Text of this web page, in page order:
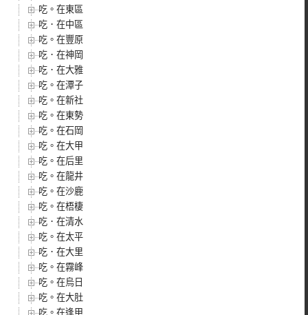
吃。在東區
吃．在中區
吃。在豐原
吃．在神岡
吃．在大雅
吃。在潭子
吃。在新社
吃。在東勢
吃。在石岡
吃。在大甲
吃。在后里
吃。在龍井
吃。在沙鹿
吃。在梧棲
吃．在清水
吃。在太平
吃．在大里
吃。在霧峰
吃。在烏日
吃。在大肚
吃。在逢甲